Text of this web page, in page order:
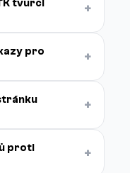
tvůrci
+
pro
+
+
proti
+